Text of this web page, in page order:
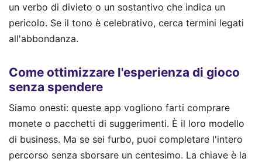
un verbo di divieto o un sostantivo che indica un
pericolo. Se il tono è celebrativo, cerca termini legati
all'abbondanza.
Come ottimizzare l'esperienza di gioco
senza spendere
Siamo onesti: queste app vogliono farti comprare
monete o pacchetti di suggerimenti. È il loro modello
di business. Ma se sei furbo, puoi completare l'intero
percorso senza sborsare un centesimo. La chiave è la